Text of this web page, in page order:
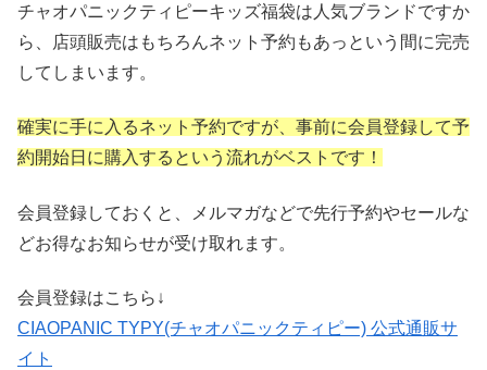
チャオパニックティピーキッズ福袋は人気ブランドですか
ら、店頭販売はもちろんネット予約もあっという間に完売
してしまいます。
確実に手に入るネット予約ですが、事前に会員登録して予
約開始日に購入するという流れがベストです！
会員登録しておくと、メルマガなどで先行予約やセールな
どお得なお知らせが受け取れます。
会員登録はこちら↓
CIAOPANIC TYPY(チャオパニックティピー) 公式通販サ
イト